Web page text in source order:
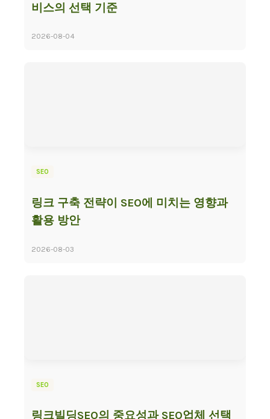
비스의 선택 기준
2026-08-04
SEO
링크 구축 전략이 SEO에 미치는 영향과
활용 방안
2026-08-03
SEO
링크빌딩SEO의 중요성과 SEO업체 선택